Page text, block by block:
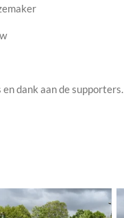
dank aan de supporters.